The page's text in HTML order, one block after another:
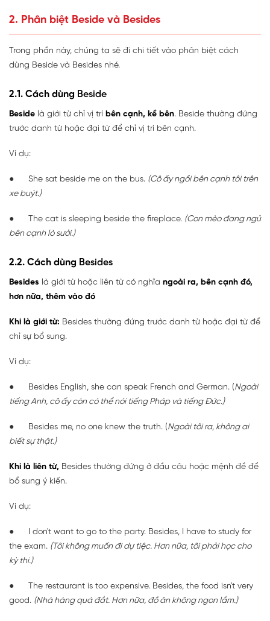
2. Phân biệt Beside và Besides
Trong phần này, chúng ta sẽ đi chi tiết vào phân biệt cách
dùng Beside và Besides nhé.
2.1. Cách dùng Beside
Beside là giới từ chỉ vị trí bên cạnh, kề bên. Beside thường đứng
trước danh từ hoặc đại từ để chỉ vị trí bên cạnh.
Ví dụ:
● She sat beside me on the bus. (Cô ấy ngồi bên cạnh tôi trên
xe buýt.)
● The cat is sleeping beside the fireplace. (Con mèo đang ngủ
bên cạnh lò sưởi.)
2.2. Cách dùng Besides
Besides là giới từ hoặc liên từ có nghĩa ngoài ra, bên cạnh đó,
hơn nữa, thêm vào đó
Khi là giới từ: Besides thường đứng trước danh từ hoặc đại từ để
chỉ sự bổ sung.
Ví dụ:
● Besides English, she can speak French and German. (Ngoài
tiếng Anh, cô ấy còn có thể nói tiếng Pháp và tiếng Đức.)
● Besides me, no one knew the truth. (Ngoài tôi ra, không ai
biết sự thật.)
Khi là liên từ, Besides thường đứng ở đầu câu hoặc mệnh đề để
bổ sung ý kiến.
Ví dụ:
● I don't want to go to the party. Besides, I have to study for
the exam. (Tôi không muốn đi dự tiệc. Hơn nữa, tôi phải học cho
kỳ thi.)
● The restaurant is too expensive. Besides, the food isn't very
good. (Nhà hàng quá đắt. Hơn nữa, đồ ăn không ngon lắm.)